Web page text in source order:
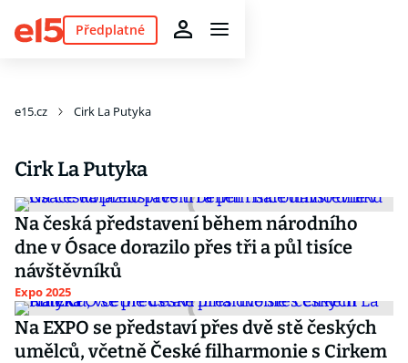
Předplatné
e15.cz Cirk La Putyka
Cirk La Putyka
Na česká představení během národního
dne v Ósace dorazilo přes tři a půl tisíce
návštěvníků
Expo 2025
Na EXPO se představí přes dvě stě českých
umělců, včetně České filharmonie s Cirkem